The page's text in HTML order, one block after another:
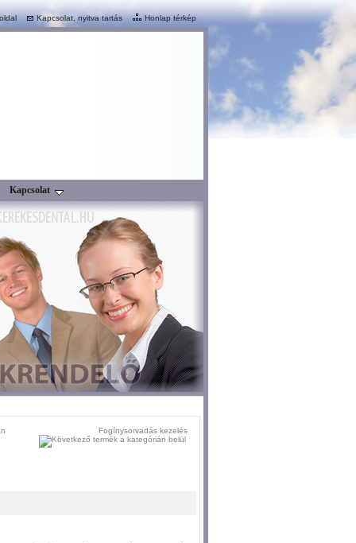
Kapcsolat, nyitva tartás Honlap térkép
Kapcsolat
Fogínysorvadás kezelés